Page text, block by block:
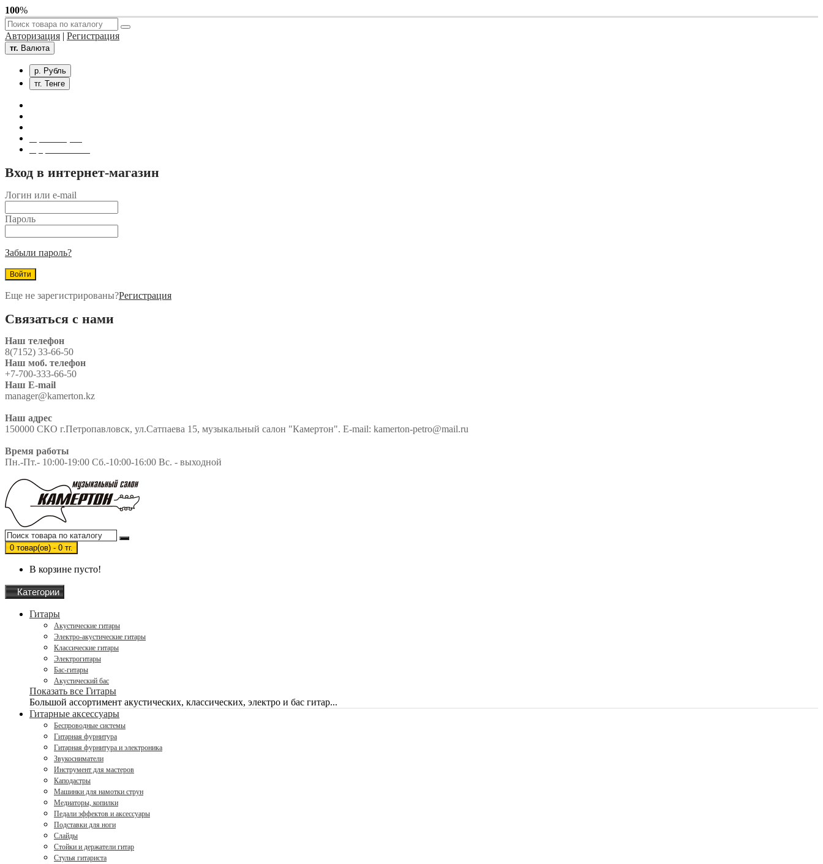
100%
Авторизация | Регистрация
тг. Валюта
р. Рубль
тг. Тенге
Вход в интернет-магазин
Логин или e-mail
Пароль
Забыли пароль?
Еще не зарегистрированы?Регистрация
Связаться с нами
Наш телефон
8(7152) 33-66-50
Наш моб. телефон
+7-700-333-66-50
Наш E-mail
manager@kamerton.kz
Наш адрес
150000 СКО г.Петропавловск, ул.Сатпаева 15, музыкальный салон "Камертон". E-mail: kamerton-petro@mail.ru
Время работы
Пн.-Пт.- 10:00-19:00 Сб.-10:00-16:00 Вс. - выходной
0 товар(ов) - 0 тг.
В корзине пусто!
Категории
Гитары
Акустические гитары
Электро-акустические гитары
Классические гитары
Электрогитары
Бас-гитары
Акустический бас
Показать все Гитары
Большой ассортимент акустических, классических, электро и бас гитар...
Гитарные аксессуары
Беспроводные системы
Гитарная фурнитура
Гитарная фурнитура и электроника
Звукосниматели
Инструмент для мастеров
Каподастры
Машинки для намотки струн
Медиаторы, копилки
Педали эффектов и аксессуары
Подставки для ноги
Слайды
Стойки и держатели гитар
Стулья гитариста